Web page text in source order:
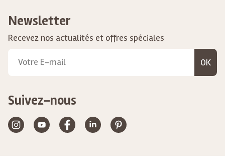
Newsletter
Recevez nos actualités et offres spéciales
OK
Suivez-nous